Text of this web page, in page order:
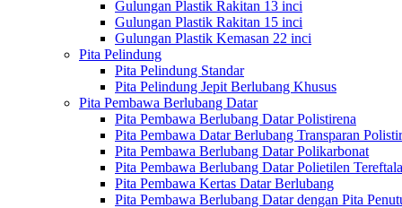
Gulungan Plastik Rakitan 13 inci
Gulungan Plastik Rakitan 15 inci
Gulungan Plastik Kemasan 22 inci
Pita Pelindung
Pita Pelindung Standar
Pita Pelindung Jepit Berlubang Khusus
Pita Pembawa Berlubang Datar
Pita Pembawa Berlubang Datar Polistirena
Pita Pembawa Datar Berlubang Transparan
Pita Pembawa Berlubang Datar Polikarbonat
Pita Pembawa Berlubang Datar Polietilen
Pita Pembawa Kertas Datar Berlubang
Pita Pembawa Berlubang Datar dengan Pita